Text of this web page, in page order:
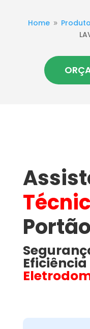
Home 9 Produto
Eficiência